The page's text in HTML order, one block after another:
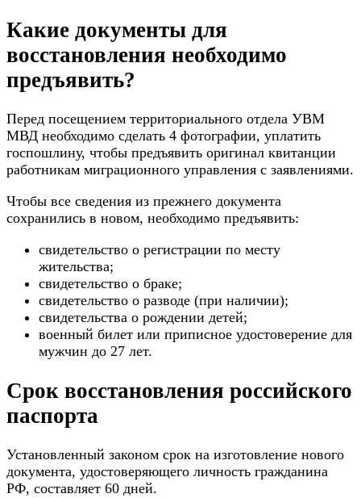
Какие документы для
восстановления необходимо
предъявить?
Перед посещением территориального отдела УВМ
МВД необходимо сделать 4 фотографии, уплатить
госпошлину, чтобы предъявить оригинал квитанции
работникам миграционного управления с заявлениями.
Чтобы все сведения из прежнего документа
сохранились в новом, необходимо предъявить:
свидетельство о регистрации по месту
жительства;
свидетельство о браке;
свидетельство о разводе (при наличии);
свидетельства о рождении детей;
военный билет или приписное удостоверение для
мужчин до 27 лет.
Срок восстановления российского
паспорта
Установленный законом срок на изготовление нового
документа, удостоверяющего личность гражданина
РФ, составляет 60 дней.